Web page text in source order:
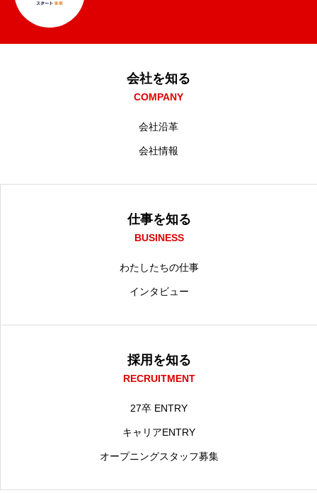
会社を知る
COMPANY
会社沿革
会社情報
仕事を知る
BUSINESS
わたしたちの仕事
インタビュー
採用を知る
RECRUITMENT
27卒 ENTRY
キャリアENTRY
オープニングスタッフ募集